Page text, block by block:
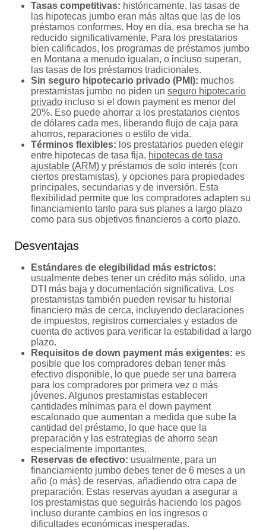
Tasas competitivas: históricamente, las tasas de
las hipotecas jumbo eran más altas que las de los
préstamos conformes. Hoy en día, esa brecha se ha
reducido significativamente. Para los prestatarios
bien calificados, los programas de préstamos jumbo
en Montana a menudo igualan, o incluso superan,
las tasas de los préstamos tradicionales.
Sin seguro hipotecario privado (PMI): muchos
prestamistas jumbo no piden un seguro hipotecario
privado incluso si el down payment es menor del
20%. Eso puede ahorrar a los prestatarios cientos
de dólares cada mes, liberando flujo de caja para
ahorros, reparaciones o estilo de vida.
Términos flexibles: los prestatarios pueden elegir
entre hipotecas de tasa fija, hipotecas de tasa
ajustable (ARM) y préstamos de solo interés (con
ciertos prestamistas), y opciones para propiedades
principales, secundarias y de inversión. Esta
flexibilidad permite que los compradores adapten su
financiamiento tanto para sus planes a largo plazo
como para sus objetivos financieros a corto plazo.
Desventajas
Estándares de elegibilidad más estrictos:
usualmente debes tener un crédito más sólido, una
DTI más baja y documentación significativa. Los
prestamistas también pueden revisar tu historial
financiero más de cerca, incluyendo declaraciones
de impuestos, registros comerciales y estados de
cuenta de activos para verificar la estabilidad a largo
plazo.
Requisitos de down payment más exigentes: es
posible que los compradores deban tener más
efectivo disponible, lo que puede ser una barrera
para los compradores por primera vez o más
jóvenes. Algunos prestamistas establecen
cantidades mínimas para el down payment
escalonado que aumentan a medida que sube la
cantidad del préstamo, lo que hace que la
preparación y las estrategias de ahorro sean
especialmente importantes.
Reservas de efectivo: usualmente, para un
financiamiento jumbo debes tener de 6 meses a un
año (o más) de reservas, añadiendo otra capa de
preparación. Estas reservas ayudan a asegurar a
los prestamistas que seguirás haciendo los pagos
incluso durante cambios en los ingresos o
dificultades económicas inesperadas.